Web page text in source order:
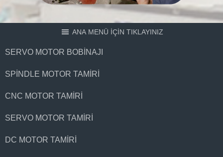
ANA MENÜ İÇİN TIKLAYINIZ
SERVO MOTOR BOBINAJI
SPINDLE MOTOR TAMIRI
CNC MOTOR TAMIRI
SERVO MOTOR TAMIRI
DC MOTOR TAMIRI